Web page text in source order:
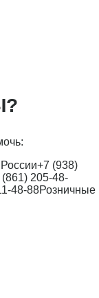
+7 (938)
(861) 205-48-
48-88Розничные